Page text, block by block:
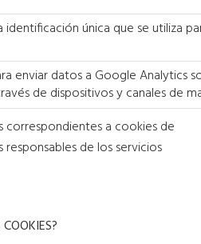
identificación única que se utiliza
enviar datos a Google Analytics
de dispositivos y canales de
a cookies de
de los servicios